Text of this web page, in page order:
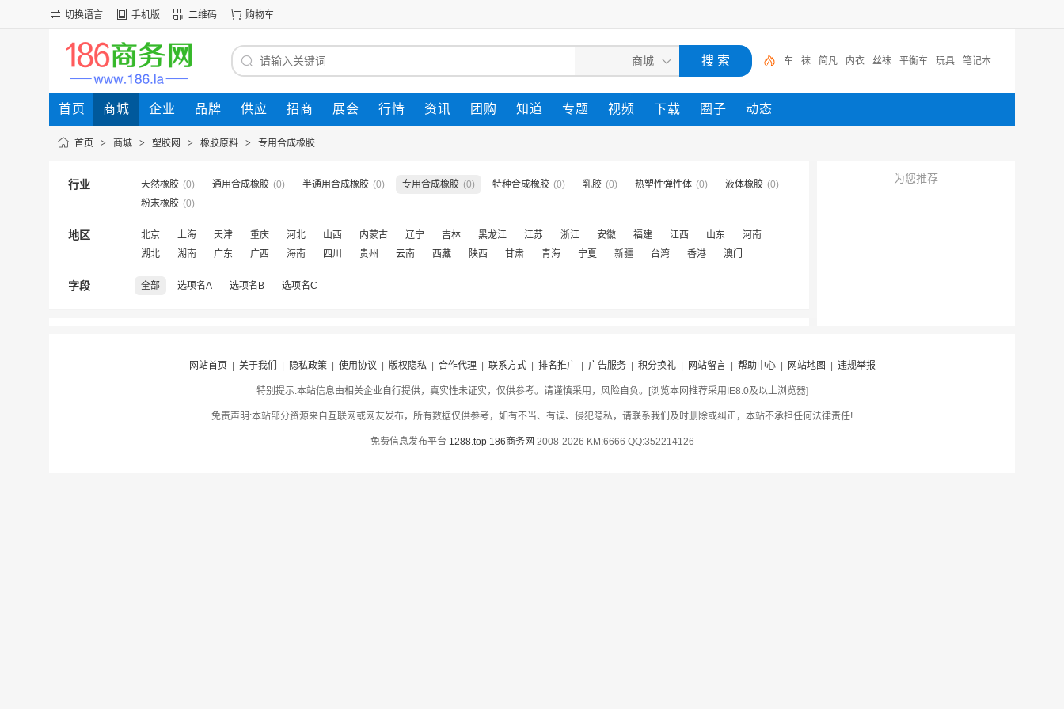
切换语言 手机版 二维码 购物车
车 袜 简凡 内衣 丝袜 平衡车 玩具 笔记本
首页 商城 企业 品牌 供应 招商 展会 行情 资讯 团购 知道 专题 视频 下载 圈子 动态
首页 > 商城 > 塑胶网 > 橡胶原料 > 专用合成橡胶
行业 天然橡胶 (0) 通用合成橡胶 (0) 半通用合成橡胶 (0) 专用合成橡胶 (0) 特种合成橡胶 (0) 乳胶 (0) 热塑性弹性体 (0) 液体橡胶 (0)
粉末橡胶 (0)
地区 北京 上海 天津 重庆 河北 山西 内蒙古 辽宁 吉林 黑龙江 江苏 浙江 安徽 福建 江西 山东
河南
湖北
湖南 广东 广西 海南 四川 贵州 云南 西藏 陕西 甘肃 青海 宁夏 新疆 台湾 香港 澳门
字段 全部 选项名A 选项名B 选项名C
为您推荐
网站首页 关于我们 隐私政策| 使用协议 版权隐私| 合作代理| 联系方式| 排名推广| 广告服务| 积分换礼| 网站留言| 帮助中心| 网站地图 违规举报
特别提示:本站信息由相关企业自行提供，真实性未证实，仅供参考。请谨慎采用，风险自负。[浏览本网推荐采用IE8.0及以上浏览器]
免责声明:本站部分资源来自互联网或网友发布，所有数据仅供参考，如有不当、有误、侵犯隐私，请联系我们及时删除或纠正，本站不承担任何法律责任!
免费信息发布平台 1288.top 186商务网 2008-2026 KM:6666 QQ:352214126